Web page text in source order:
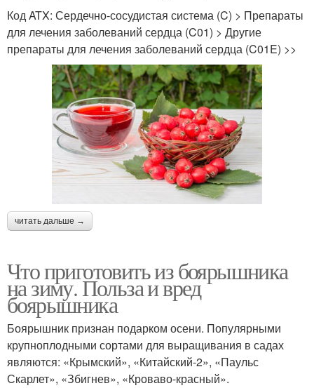
Код ATX: Сердечно-сосудистая система (C) > Препараты
для лечения заболеваний сердца (C01) > Другие
препараты для лечения заболеваний сердца (C01E) >>
читать дальше →
Что приготовить из боярышника
на зиму. Польза и вред
боярышника
Боярышник признан подарком осени. Популярными
крупноплодными сортами для выращивания в садах
являются: «Крымский», «Китайский-2», «Паульс
Скарлет», «Збигнев», «Кроваво-красный».